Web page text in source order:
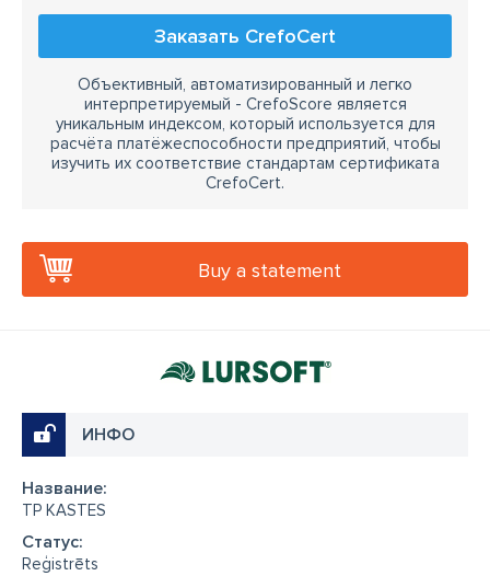
Заказать CrefoCert
Объективный, автоматизированный и легко
интерпретируемый - CrefoScore является
уникальным индексом, который используется для
расчёта платёжеспособности предприятий, чтобы
изучить их соответствие стандартам сертификата
CrefoCert.
Buy a statement
ИНФО
Название:
TP KASTES
Cтатус:
Reģistrēts